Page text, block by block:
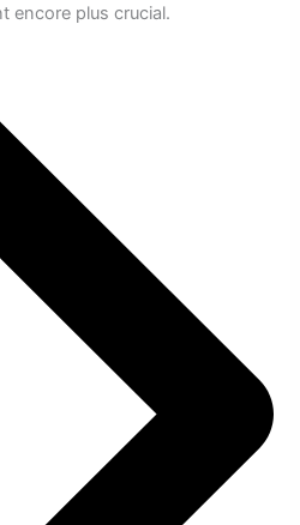
encore plus crucial.